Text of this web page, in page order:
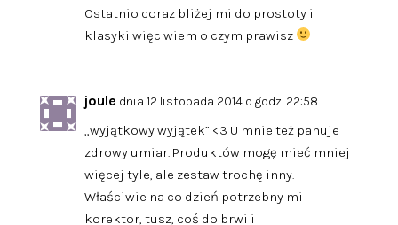
Ostatnio coraz bliżej mi do prostoty i
klasyki więc wiem o czym prawisz
joule dnia 12 listopada 2014 o godz. 22:58
„wyjątkowy wyjątek” <3 U mnie też panuje
zdrowy umiar. Produktów mogę mieć mniej
więcej tyle, ale zestaw trochę inny.
Właściwie na co dzień potrzebny mi
korektor, tusz, coś do brwi i